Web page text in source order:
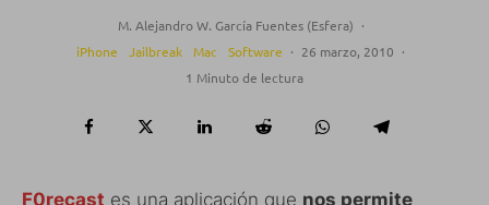
M. Alejandro W. García Fuentes (Esfera) ·
iPhone
Jailbreak Mac Software · 26 marzo, 2010 ·
1 Minuto de lectura
F0recast es una aplicación que nos permite